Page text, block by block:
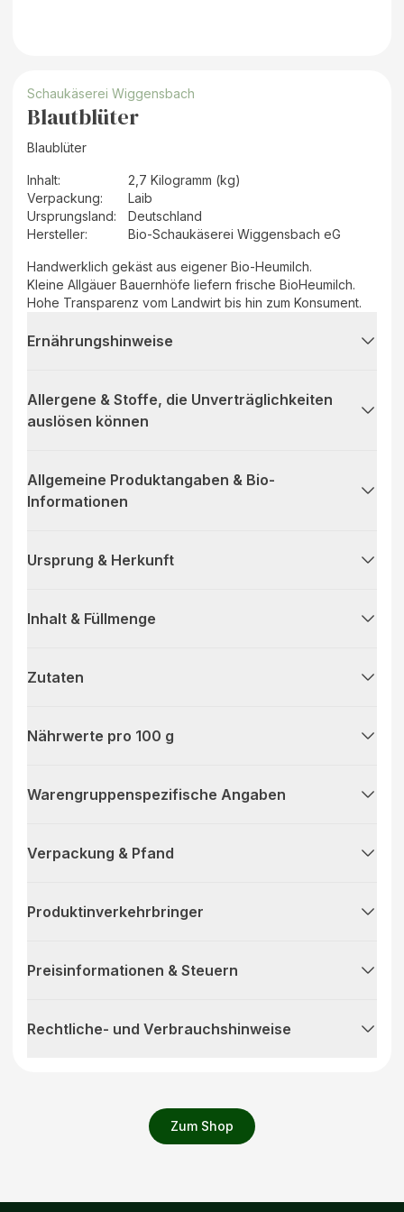
Zum Shop
Schaukäserei Wiggensbach
Blautblüter
Blaublüter
Inhalt:
2,7 Kilogramm (kg)
Verpackung:
Laib
Ursprungsland:
Deutschland
Hersteller: Bio-Schaukäserei Wiggensbach eG
Handwerklich gekäst aus eigener Bio-Heumilch.
Kleine Allgäuer Bauernhöfe liefern frische BioHeumilch.
Hohe Transparenz vom Landwirt bis hin zum Konsument.
Ernährungshinweise
Allergene & Stoffe, die Unverträglichkeiten
auslösen können
Allgemeine Produktangaben & Bio-
Informationen
Ursprung & Herkunft
Inhalt & Füllmenge
Zutaten
Nährwerte pro 100 g
Warengruppenspezifische Angaben
Verpackung & Pfand
Produktinverkehrbringer
Preisinformationen & Steuern
Rechtliche- und Verbrauchshinweise